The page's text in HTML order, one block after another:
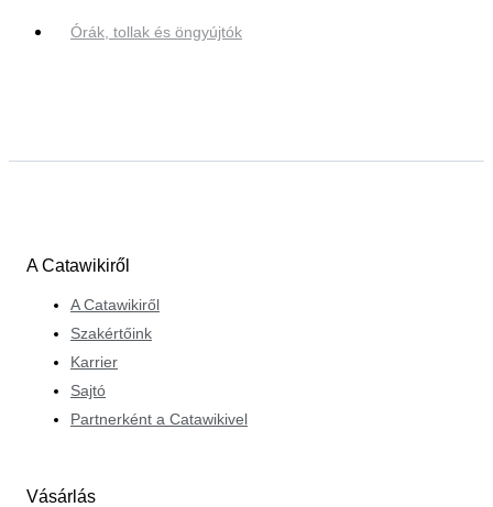
Órák, tollak és öngyújtók
A Catawikiről
A Catawikiről
Szakértőink
Karrier
Sajtó
Partnerként a Catawikivel
Vásárlás